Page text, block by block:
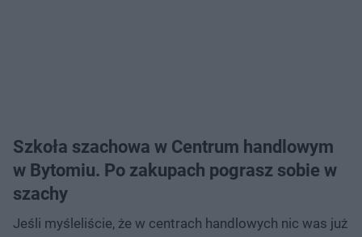
Szkoła szachowa w Centrum handlowym
w Bytomiu. Po zakupach pograsz sobie w
szachy
Jeśli myśleliście, że w centrach handlowych nic was już